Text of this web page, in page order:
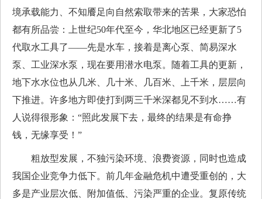
境承载能力、不知餍足向自然索取带来的苦果，大家恐怕
都有所品尝：上世纪50年代至今，华北地区已经更新了5
代取水工具了——先是水车，接着是离心泵、简易深水
泵、工业深水泵，现在要用潜水电泵。随着工具的更新，
地下水水位也从几米、几十米、几百米、上千米，层层向
下推进。许多地方即使打到两三千米深都见不到水……有
人说得很形象：“照此发展下去，最终的结果是有命挣
钱，无缘享受！”
粗放型发展，不独污染环境、浪费资源，同时也造成
我国企业竞争力低下。前几年金融危机中遭受重创的，大
多是产业层次低、附加值低、污染严重的企业。复原传统